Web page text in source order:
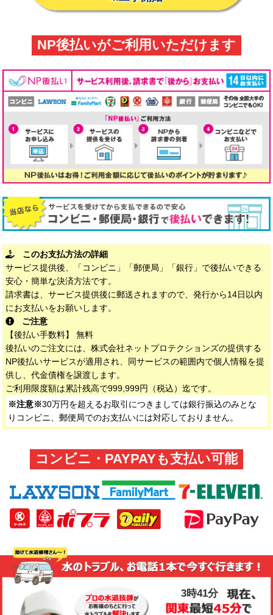
NP後払いがご利用いただけます
このお支払方法の詳細
サービス提供後、「コンビニ」「郵便局」「銀行」で後払いできる
安心・簡単な決済方法です。
請求書は、サービス提供後に郵送されますので、発行から14日以内
にお支払いをお願いします。
ご注意
【後払い手数料】 無料
後払いのご注文には、株式会社ネットプロテクションズの提供する
NP後払いサービスが適用され、同サービスの範囲内で個人情報を提
供し、代金債権を譲渡します。
ご利用限度額は累計残高で999,999円（税込）迄です。
※注意※30万円を超えるお取引につきましては銀行振込のみとな
りコンビニ、郵便局でのお支払いには対応しておりません。
コンビニ・PAYPAYも支払い可能
3時41分